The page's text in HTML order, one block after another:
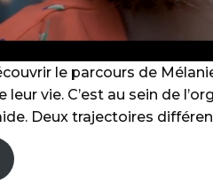
le parcours de
vie. C’est au sein de
Deux trajectoires